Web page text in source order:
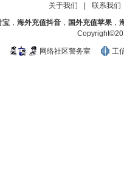
关于我们
联系我们
宝， 海外充值抖音， 国外充值苹果，
网络社区警务室 工